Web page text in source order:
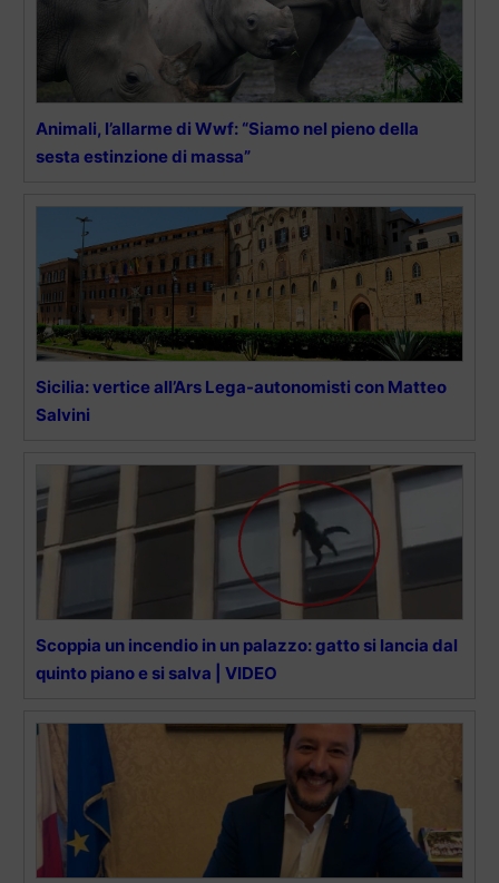
Animali, l’allarme di Wwf: “Siamo nel pieno della
sesta estinzione di massa”
Sicilia: vertice all’Ars Lega-autonomisti con Matteo
Salvini
Scoppia un incendio in un palazzo: gatto si lancia dal
quinto piano e si salva | VIDEO